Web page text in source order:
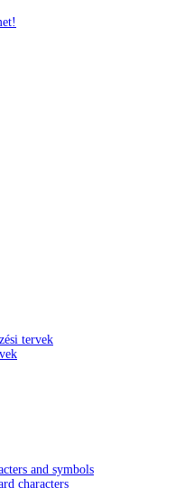
tervek
and symbols
characters